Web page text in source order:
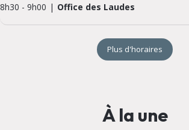
8h30 - 9h00 Office des Laudes
Plus d'horaires
À la une